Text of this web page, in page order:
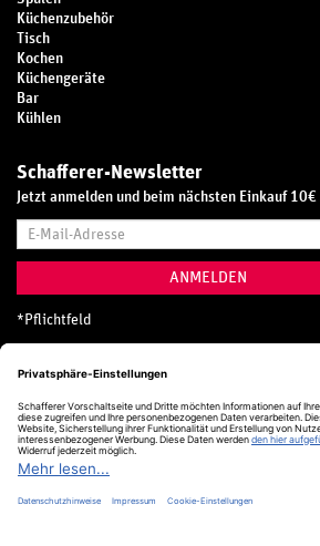
Küchenzubehör
Tisch
Kochen
Küchengeräte
Bar
Kühlen
Schafferer-Newsletter
Jetzt anmelden und beim nächsten Einkauf 10€
Mail-
ANMELDEN
* Pflichtfeld
Hotline
0800 20 70 300 (D)
Kostenlos aus dem deutschen Festnetz
24 Stunden / 365 Tage im Jahr